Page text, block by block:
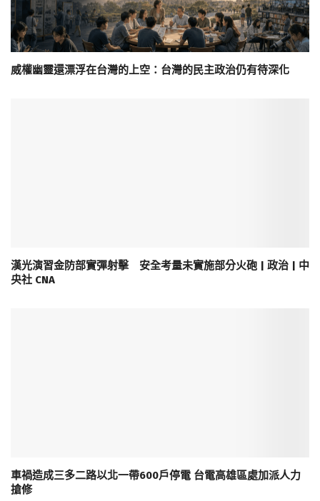
威權幽靈還漂浮在台灣的上空：台灣的民主政治仍有待深化
漢光演習金防部實彈射擊 安全考量未實施部分火砲 | 政治 | 中
央社 CNA
車禍造成三多二路以北一帶600戶停電 台電高雄區處加派人力
搶修